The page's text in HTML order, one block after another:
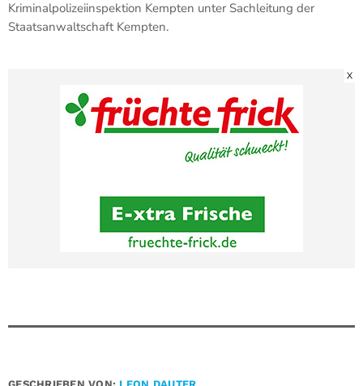
Kriminalpolizeiinspektion Kempten unter Sachleitung der
Staatsanwaltschaft Kempten.
X